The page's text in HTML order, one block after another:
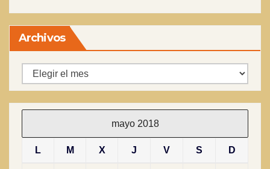
Archivos
Archivos
mayo 2018
L M X J V S D